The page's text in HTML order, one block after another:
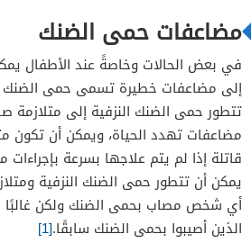
مضاعفات حمى الضنك
في بعض الحالات وخاصةً عند الأطفال
إلى مضاعفات خطيرة تسمى حمى الضنك
تتطور حمى الضنك النزفية إلى
مضاعفات تهدد الحياة، ويمكن أن تكون
قاتلة إذا لم يتم علاجها بسرعة بإجراءات
يمكن أن تتطور حمى الضنك النزفية
أي شخص مصاب بحمى الضنك ولكن غالبًا
الذين أصيبوا بحمى الضنك سابقًا.[1]